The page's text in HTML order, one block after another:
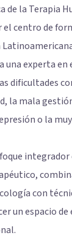
de la Terapia
centro de
una experta en
dificultades
la mala
o la
integrador
con
un espacio de